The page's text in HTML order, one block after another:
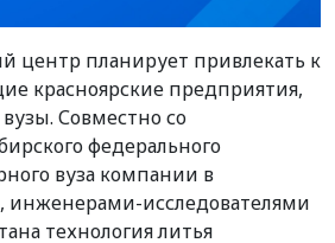
планирует привлекать к
красноярские предприятия,
Совместно со
федерального
вуза компании в
инженерами-исследователями
технология литья